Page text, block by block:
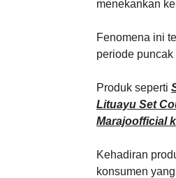
menekankan
Fenomena ini
periode
Produk seperti
Lituayu Set
Marajoofficial
Kehadiran
konsumen